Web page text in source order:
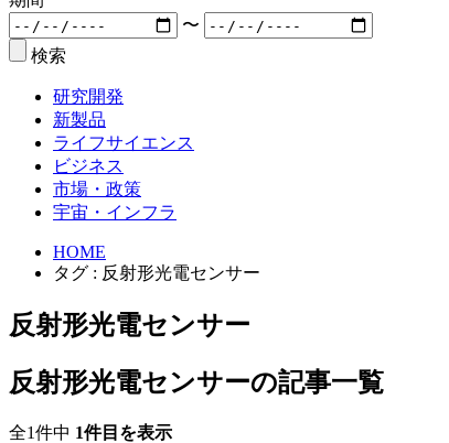
〜
検索
研究開発
新製品
ライフサイエンス
ビジネス
市場・政策
宇宙・インフラ
HOME
タグ : 反射形光電センサー
反射形光電センサー
反射形光電センサーの記事一覧
全1件中 1件目を表示